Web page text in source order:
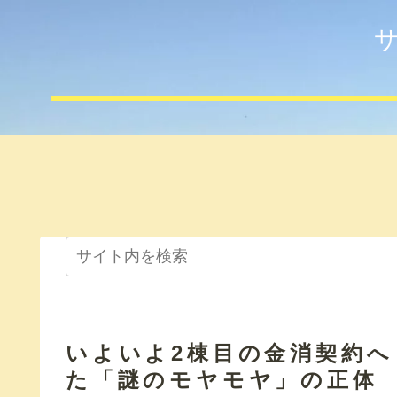
いよいよ2棟目の金消契約
た「謎のモヤモヤ」の正体